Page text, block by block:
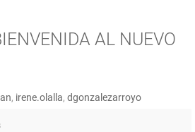
AL NUEVO
, irene.olalla, dgonzalezarroyo